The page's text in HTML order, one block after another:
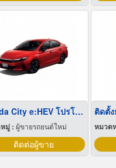
Honda City e:HEV โปรโมชั่น
มู่ : ผู้ขายรถยนต์ใหม่
ติดต่อผู้ขาย
หมวด